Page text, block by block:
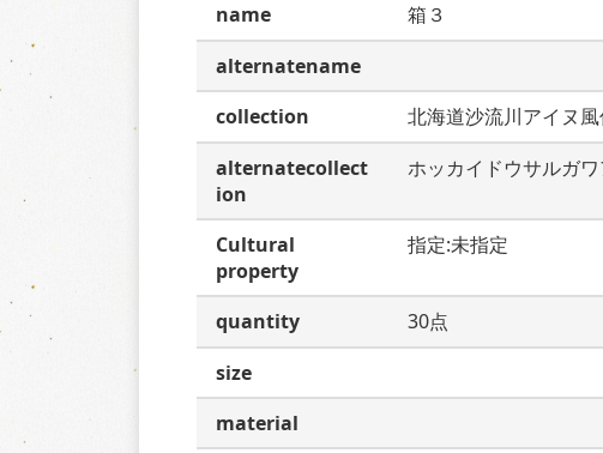
name
箱３
alternatename
collection
北海道沙流川アイヌ
alternatecollect
ion
ホッカイドウサルガ
Cultural
property
指定:未指定
quantity
30点
size
material